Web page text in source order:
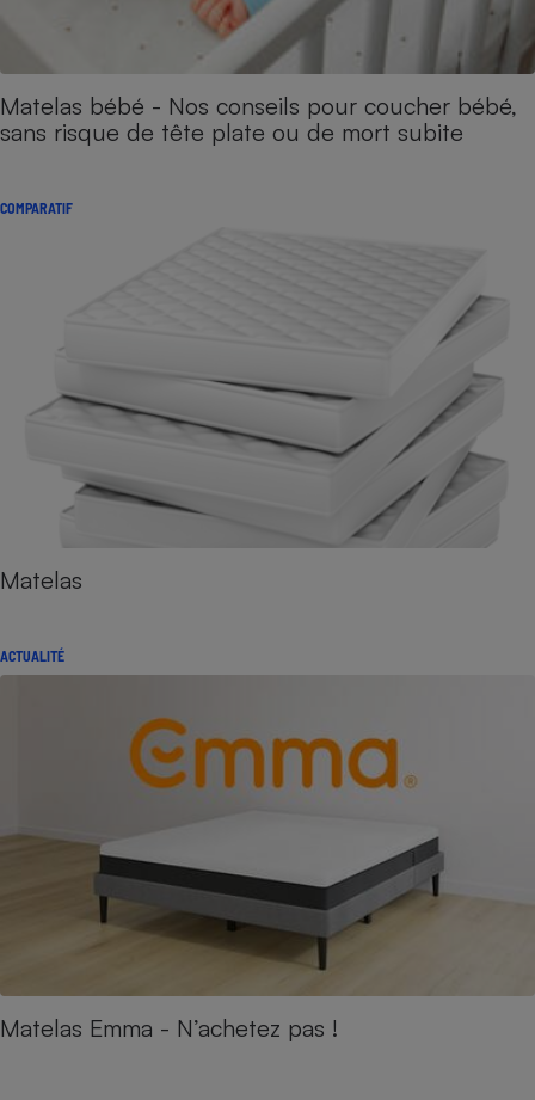
Matelas bébé - Nos conseils pour coucher bébé,
sans risque de tête plate ou de mort subite
COMPARATIF
Matelas
ACTUALITÉ
Matelas Emma - N’achetez pas !